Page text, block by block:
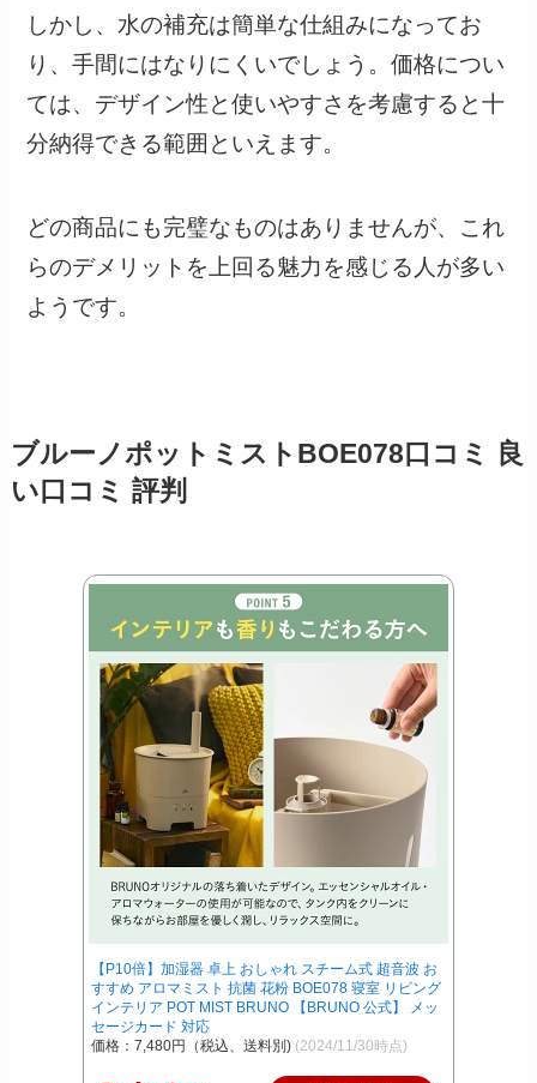
しかし、水の補充は簡単な仕組みになってお
り、手間にはなりにくいでしょう。価格につい
ては、デザイン性と使いやすさを考慮すると十
分納得できる範囲といえます。
どの商品にも完璧なものはありませんが、これ
らのデメリットを上回る魅力を感じる人が多い
ようです。
ブルーノポットミストBOE078口コミ 良
い口コミ 評判
【P10倍】加湿器 卓上 おしゃれ スチーム式 超音波 お
すすめ アロマミスト 抗菌 花粉 BOE078 寝室 リビング
インテリア POT MIST BRUNO 【BRUNO 公式】 メッ
セージカード 対応
価格：7,480円（税込、送料別) (2024/11/30時点)